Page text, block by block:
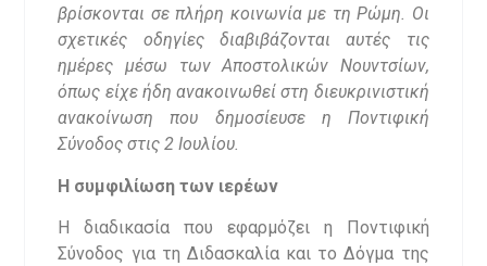
βρίσκονται σε πλήρη κοινωνία με τη Ρώμη. Οι
σχετικές οδηγίες διαβιβάζονται αυτές τις
ημέρες μέσω των Αποστολικών Νουντσίων,
όπως είχε ήδη ανακοινωθεί στη διευκρινιστική
ανακοίνωση που δημοσίευσε η Ποντιφική
Σύνοδος στις 2 Ιουλίου.
Η συμφιλίωση των ιερέων
Η διαδικασία που εφαρμόζει η Ποντιφική
Σύνοδος για τη Διδασκαλία και το Δόγμα της